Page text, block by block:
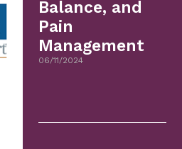
Balance, and
Pain
Management
06/11/2024